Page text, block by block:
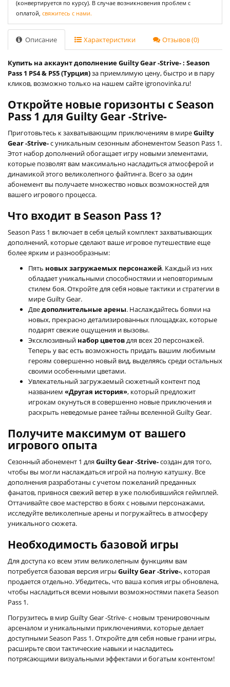
(конвертируется по курсу). В случае возникновения проблем с
оплатой, свяжитесь с нами.
Описание Характеристики Отзывов (0)
Купить на аккаунт дополнение Guilty Gear -Strive- : Season
Pass 1 PS4 & PS5 (Турция)за приемлимую цену, быстро и в пару
кликов, возможно только на нашем сайте igronovinka.ru!
Откройте новые горизонты с Season
Pass 1 для Guilty Gear -Strive-
Приготовьтесь к захватывающим приключениям в миреGuilty
Gear -Strive-с уникальным сезонным абонементом Season Pass 1.
Этот набор дополнений обогащает игру новыми элементами,
которые позволят вам максимально насладиться атмосферой и
динамикой этого великолепного файтинга. Всего за один
абонемент вы получаете множество новых возможностей для
вашего игрового процесса.
Что входит в Season Pass 1?
Season Pass 1 включает в себя целый комплект захватывающих
дополнений, которые сделают ваше игровое путешествие еще
более ярким и разнообразным:
Пять новых загружаемых персонажей. Каждый из них
обладает уникальными способностями и неповторимым
стилем боя. Откройте для себя новые тактики и стратегии в
мире Guilty Gear.
Дведополнительные арены. Наслаждайтесь боями на
новых, прекрасно детализированных площадках, которые
подарят свежие ощущения и вызовы.
Эксклюзивный набор цветовдля всех 20 персонажей.
Теперь у вас есть возможность придать вашим любимым
героям совершенно новый вид, выделяясь среди остальных
своими особенными цветами.
Увлекательный загружаемый сюжетный контент под
названием «Другая история», который предложит
игрокам окунуться в совершенно новые приключения и
раскрыть неведомые ранее тайны вселенной Guilty Gear.
Получите максимум от вашего
игрового опыта
Сезонный абонемент 1 для Guilty Gear -Strive-создан для того,
чтобы вы могли наслаждаться игрой на полную катушку. Все
дополнения разработаны с учетом пожеланий преданных
фанатов, привнося свежий ветер в уже полюбившийся геймплей.
Оттачивайте свое мастерство в боях с новыми персонажами,
исследуйте великолепные арены и погружайтесь в атмосферу
уникального сюжета.
Необходимость базовой игры
Для доступа ко всем этим великолепным функциям вам
потребуется базовая версия игры Guilty Gear -Strive-, которая
продается отдельно. Убедитесь, что ваша копия игры обновлена,
чтобы насладиться всеми новыми возможностями пакета Season
Pass 1.
Погрузитесь в мир Guilty Gear -Strive- с новым тренировочным
арсеналом и уникальными приключениями, которые делает
доступными Season Pass 1. Откройте для себя новые грани игры,
расширьте свои тактические навыки и насладитесь
потрясающими визуальными эффектами и богатым контентом!